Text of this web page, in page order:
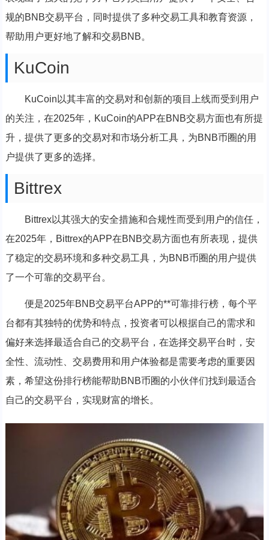
规的BNB交易平台，同时提供了多种交易工具和教育资源，
帮助用户更好地了解和交易BNB。
KuCoin
KuCoin以其丰富的交易对和创新的项目上线而受到用户
的关注，在2025年，KuCoin的APP在BNB交易方面也有所提
升，提供了更多的交易对和市场分析工具，为BNB币圈的用
户提供了更多的选择。
Bittrex
Bittrex以其强大的安全措施和合规性而受到用户的信任，
在2025年，Bittrex的APP在BNB交易方面也有所表现，提供
了稳定的交易环境和多种交易工具，为BNB币圈的用户提供
了一个可靠的交易平台。
便是2025年BNB交易平台APP的**可靠排行榜，每个平
台都有其独特的优势和特点，投资者可以根据自己的需求和
偏好来选择最适合自己的交易平台，在选择交易平台时，安
全性、流动性、交易费用和用户体验都是需要考虑的重要因
素，希望这份排行榜能帮助BNB币圈的小伙伴们找到最适合
自己的交易平台，实现财富的增长。